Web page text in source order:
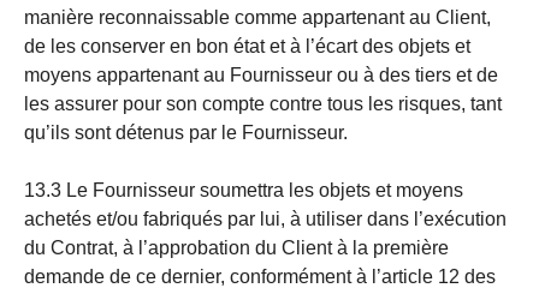
manière reconnaissable comme appartenant au Client,
de les conserver en bon état et à l’écart des objets et
moyens appartenant au Fournisseur ou à des tiers et de
les assurer pour son compte contre tous les risques, tant
qu’ils sont détenus par le Fournisseur.
13.3 Le Fournisseur soumettra les objets et moyens
achetés et/ou fabriqués par lui, à utiliser dans l’exécution
du Contrat, à l’approbation du Client à la première
demande de ce dernier, conformément à l’article 12 des